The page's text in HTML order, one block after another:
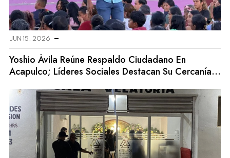
JUN 15, 2026
Yoshio Ávila Reúne Respaldo Ciudadano En
Acapulco; Líderes Sociales Destacan Su Cercanía